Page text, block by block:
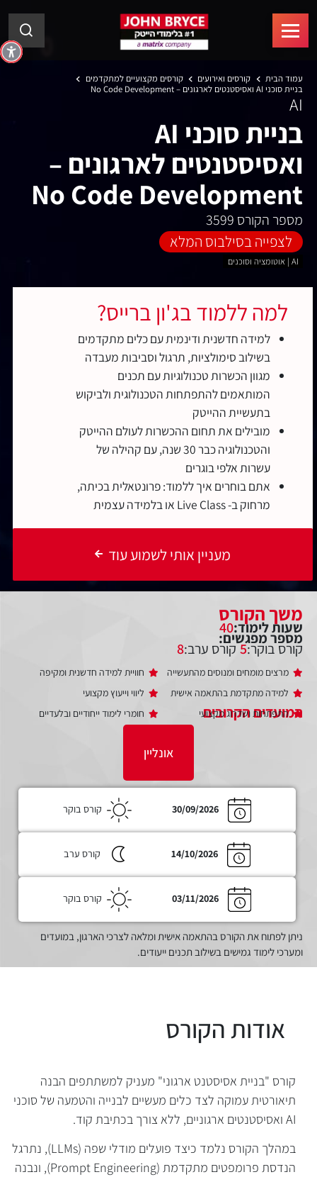
עמוד הבית קורסים ואירועים
קורסים מקצועיים למתקדמים
בניית סוכני AI ואסיסטנטים לארגונים – No Code Development
AI
בניית סוכני AI
ואסיסטנטים לארגונים –
No Code Development
מספר הקורס 3599
לצפייה בסילבוס המלא
AI | אוטומציה וסוכנים
למה ללמוד בג'ון ברייס?
למידה חדשנית ודינמית עם כלים מתקדמים
בשילוב סימולציות, תרגול וסביבות מעבדה
מגוון הכשרות טכנולוגיות עם תכנים
המותאמים להתפתחות הטכנולוגית ולביקוש
בתעשיית ההייטק
מובילים את תחום ההכשרות לעולם ההייטק
והטכנולוגיה כבר 30 שנה, עם קהילה של
עשרות אלפי בוגרים
אתם בוחרים איך ללמוד: פרונטאלית בכיתה,
מרחוק ב- Live Class או בלמידה עצמית
מעניין אותי לשמוע עוד
אונליין
קורס בוקר
קורס ערב
קורס בוקר
ניתן לפתוח את הקורס בהתאמה אישית ומלאה לצרכי הארגון, במועדים
ומערכי לימוד גמישים בשילוב תכנים ייעודים.
משך הקורס
שעות לימוד:40
מספר מפגשים:
קורס בוקר:5 קורס ערב:8
מרצים מומחים ומנוסים מהתעשייה
למידה מתקדמת בהתאמה אישית
התפתחות ושדרוג מקצועי
חוויית למידה חדשנית ומקיפה
ליווי וייעוץ מקצועי
חומרי לימוד ייחודיים ובלעדיים
קורס "בניית אסיסטנט ארגוני" מעניק למשתתפים הבנה
תיאורטית עמוקה לצד כלים מעשיים לבנייה והטמעה של סוכני
AI ואסיסטנטים ארגוניים, ללא צורך בכתיבת קוד.
במהלך הקורס נלמד כיצד פועלים מודלי שפה (LLMs), נתרגל
הנדסת פרומפטים מתקדמת (Prompt Engineering), ונבנה